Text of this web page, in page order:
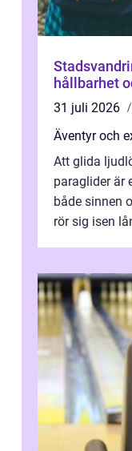
Stadsvandring
hållbarhet
31 juli 2026
Äventyr och
Att glida
paraglider är
både sinnen
rör sig isen